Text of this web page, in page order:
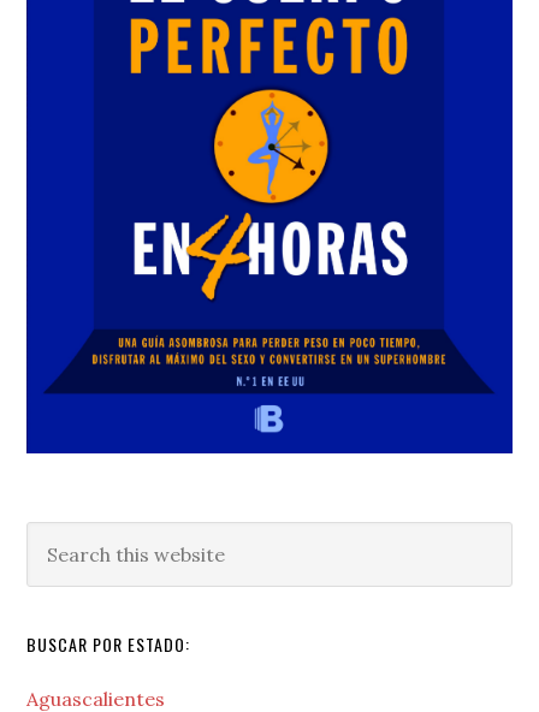
this
BUSCAR POR ESTADO:
Aguascalientes